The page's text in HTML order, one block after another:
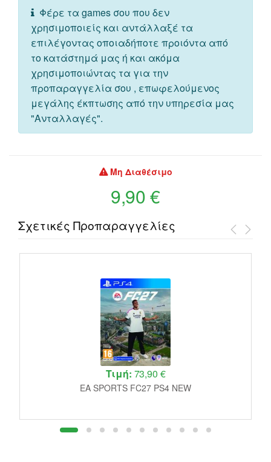
Φέρε τα games σου που δεν
χρησιμοποιείς και αντάλλαξέ τα
επιλέγοντας οποιαδήποτε προιόντα από
το κατάστημά μας ή και ακόμα
χρησιμοποιώντας τα για την
προπαραγγελία σου , επωφελούμενος
μεγάλης έκπτωσης από την υπηρεσία μας
"Ανταλλαγές".
Μη Διαθέσιμο
9,90 €
Σχετικές Προπαραγγελίες
Τιμή: 73,90 €
EA SPORTS FC27 PS4 NEW